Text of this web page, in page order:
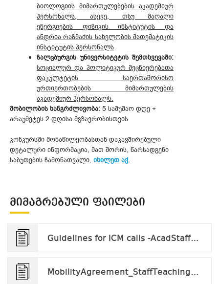
ბიოლოგიის მიმართულებების აკადემიურ
პერსონალს, ასევე, თსუ მაღალი
ენერგიების ფიზიკის ინსტიტუტის და
ანდრია რაზმაძის სახელობის მათემატიკის
ინსტიტუტის პერსონალს
ზალცბურგის უნივერსიტეტის შემთხვევაში:
სოციალურ და პოლიტიკურ მეცნიერებათა
ფაკულტეტის საერთაშორისო
ურთიერთობების მიმართულების
აკადემიურ პერსონალს.
მობილობის ხანგრძლივობა: 5 სამუშაო დღე +
არაუმეტეს 2 დღისა მგზავრობისთვის
კონკურსში მონაწილეობასთან დაკავშირებული
დეტალური ინფორმაცია, მათ შორის, წარსადგენი
საბუთების ჩამონათვალი, იხილეთ აქ.
ᲛᲘᲛᲐᲒᲠᲔᲑᲣᲚᲘ ᲤᲐᲘᲚᲔᲑᲘ
Guidelines for ICM calls -AcadStaff_v.2023.docx.pdf
MobilityAgreement_StaffTeaching_v2024.docx